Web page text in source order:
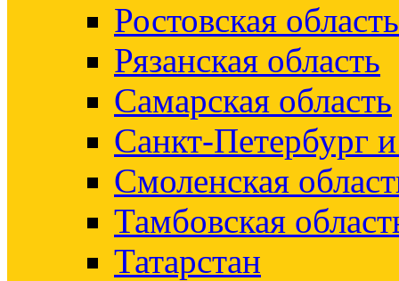
Ростовская область
Рязанская область
Самарская область
Санкт-Петербург
Смоленская
Тамбовская
Татарстан